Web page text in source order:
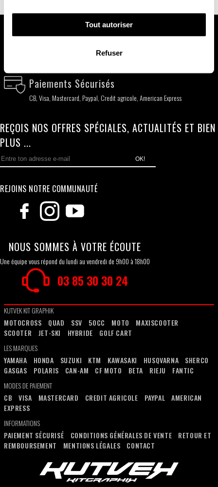
Tout autoriser
Refuser
Qui Sommes Nous ?
Livraison Rapide
Paiements Sécurisés
CB, Visa, Mastercard, Paypal, Credit agricole, American Express
REÇOIS NOS OFFRES SPÉCIALES, ACTUALITÉS ET BIEN
PLUS ...
OK!
REJOINS NOTRE COMMUNAUTÉ
NOUS SOMMES À VOTRE ÉCOUTE
Une équipe vous répond du lundi au vendredi de 9h00 à 18h00
03 85 30 30 24
KUTVEK KIT GRAPHIK
MOTOCROSS
QUAD SSV 50CC MOTO
MAXISCOOTER
SCOOTER
JET-SKI HYBRIDE
GOLF CART
LES MARQUES
YAMAHA
HONDA SUZUKI KTM KAWASAKI HUSQVARNA
SHERCO
GASGAS
POLARIS CAN-AM CF MOTO BETA RIEJU
FANTIC
MODES DE PAIEMENT
CB
VISA MASTERCARD CREDIT AGRICOLE PAYPAL
AMERICAN
EXPRESS
INFORMATIONS
PAIEMENT SÉCURISÉ
CONDITIONS GÉNÉRALES DE VENTE
RETOUR ET
REMBOURSEMENT
MENTIONS LÉGALES CONTACT